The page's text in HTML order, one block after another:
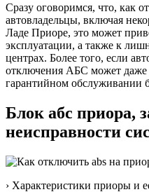
Сразу оговоримся, что, как
автовладельцы, включая
Ладе Приоре, это может
эксплуатации, а также к
центрах. Более того, если
отключения АБС может даже
гарантийном обслуживании
Блок абс приора,
неисправности
› Характеристики приоры и